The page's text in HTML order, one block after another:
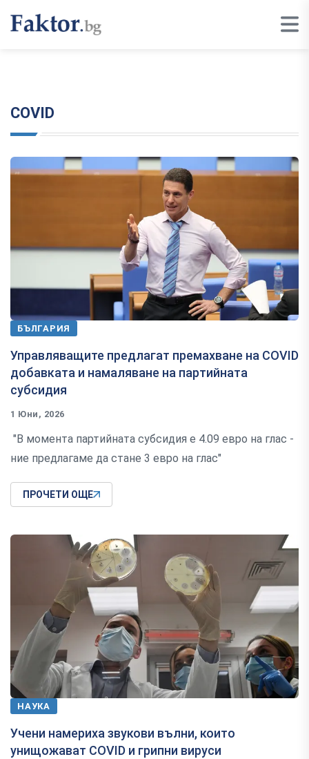
COVID
БЪЛГАРИЯ
Управляващите предлагат премахване на COVID
добавката и намаляване на партийната
субсидия
1 Юни, 2026
"В момента партийната субсидия е 4.09 евро на глас -
ние предлагаме да стане 3 евро на глас"
ПРОЧЕТИ ОЩЕ
НАУКА
Учени намериха звукови вълни, които
унищожават COVID и грипни вируси